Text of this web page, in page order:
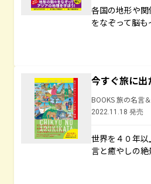
各国の地形や
をなぞって脳も
今すぐ旅に出
BOOKS 旅の名言
2022.11.18 発売
世界を４０年
言と癒やしの絶